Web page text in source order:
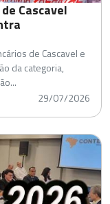
Cascavel
de Cascavel e
da categoria,
29/07/2026